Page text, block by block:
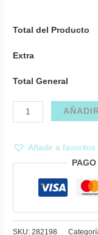
Total del Producto
Extra
Total General
Pulsera
ojo
cadena
Añadir a favoritos
SKU:282198